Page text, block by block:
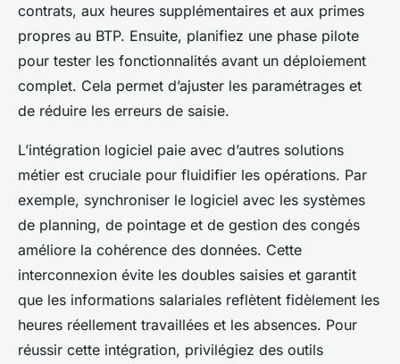
contrats, aux heures supplémentaires et aux primes
propres au BTP. Ensuite, planifiez une phase pilote
pour tester les fonctionnalités avant un déploiement
complet. Cela permet d’ajuster les paramétrages et
de réduire les erreurs de saisie.
L’intégration logiciel paie avec d’autres solutions
métier est cruciale pour fluidifier les opérations. Par
exemple, synchroniser le logiciel avec les systèmes
de planning, de pointage et de gestion des congés
améliore la cohérence des données. Cette
interconnexion évite les doubles saisies et garantit
que les informations salariales reflètent fidèlement les
heures réellement travaillées et les absences. Pour
réussir cette intégration, privilégiez des outils